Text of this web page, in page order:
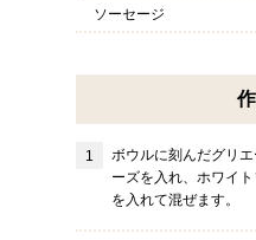
ソーセージ
ボウルに刻んだグリ
ーズを入れ、ホワイ
を入れて混ぜます。